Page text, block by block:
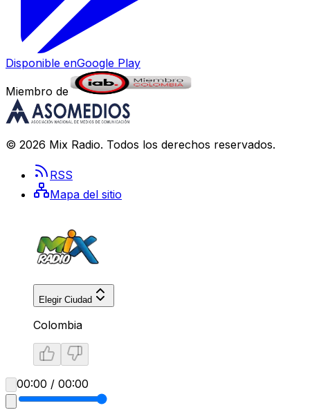
Disponible enGoogle Play
Miembro de
© 2026 Mix Radio. Todos los derechos reservados.
RSS
Mapa del sitio
Elegir Ciudad
Colombia
00:00 / 00:00